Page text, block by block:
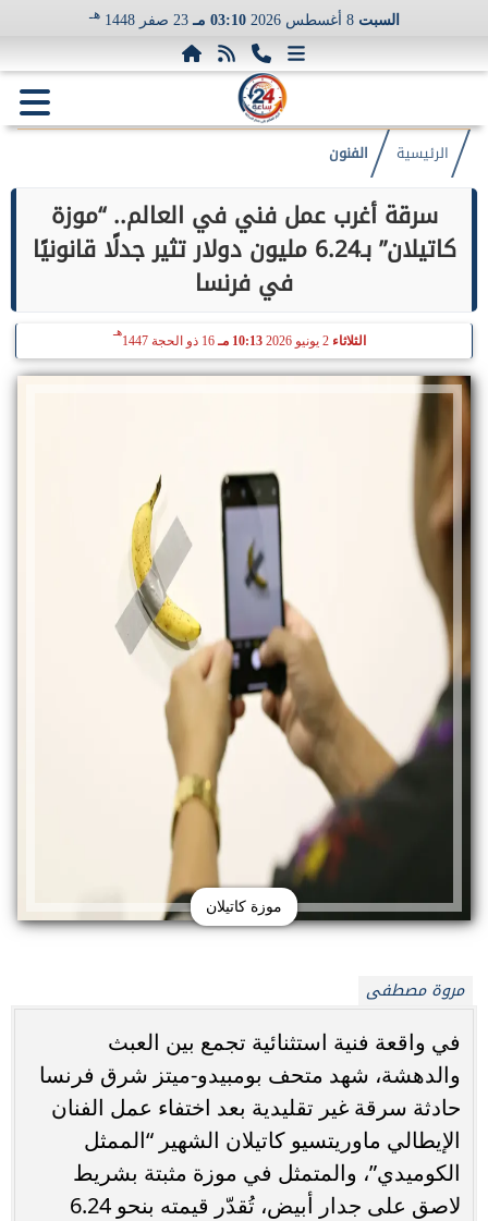
السبت 8 أغسطس 2026 03:10 مـ 23 صفر 1448 هـ
الرئيسية الفنون
سرقة أغرب عمل فني في العالم.. “موزة
كاتيلان” بـ6.24 مليون دولار تثير جدلًا قانونيًا
في فرنسا
الثلاثاء 10:13 مـ 16 ذو الحجة 1447
هـ
موزة كاتيلان
مروة مصطفى
في واقعة فنية استثنائية تجمع بين العبث
والدهشة، شهد متحف بومبيدو-ميتز شرق فرنسا
حادثة سرقة غير تقليدية بعد اختفاء عمل الفنان
الإيطالي ماوريتسيو كاتيلان الشهير “الممثل
الكوميدي”، والمتمثل في موزة مثبتة بشريط
لاصق على جدار أبيض، تُقدّر قيمته بنحو 6.24